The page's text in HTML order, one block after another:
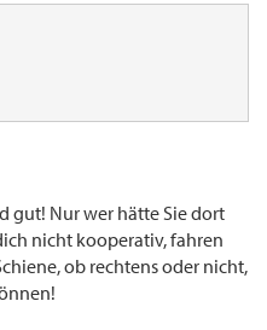
gut! Nur wer hätte Sie dort
nicht kooperativ, fahren
ob rechtens oder nicht,